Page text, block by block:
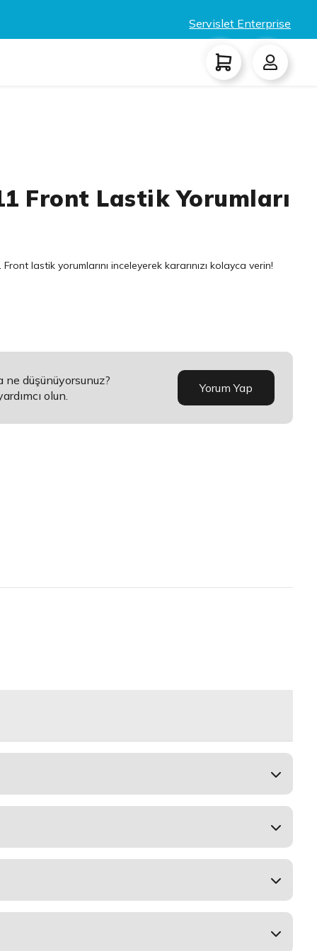
Servislet Enterprise
Front Lastik Yorumları
lastik yorumlarını inceleyerek kararınızı kolayca verin!
düşünüyorsunuz?
olun.
Yorum Yap